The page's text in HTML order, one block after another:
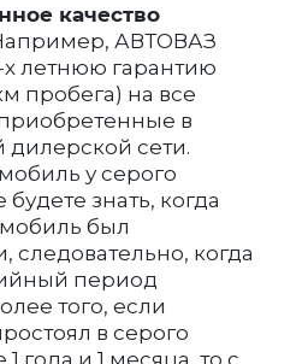
качество
АВТОВАЗ
х летнюю гарантию
пробега) на все
в
сети.
у серого
знать, когда
был
следовательно, когда
период
того, если
в серого